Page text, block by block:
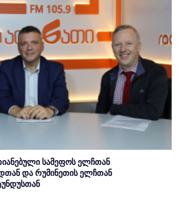
სამეფოს ელჩთან
და რუმინეთის ელჩთან